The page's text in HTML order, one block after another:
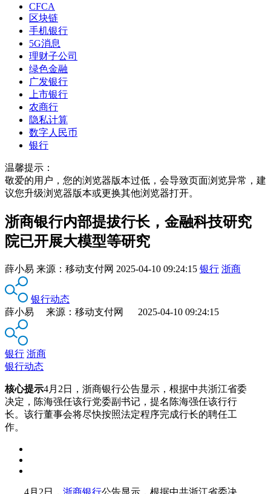
CFCA
区块链
手机银行
5G消息
理财子公司
绿色金融
广发银行
上市银行
农商行
隐私计算
数字人民币
银行
温馨提示：
敬爱的用户，您的浏览器版本过低，会导致页面浏览异常，建
议您升级浏览器版本或更换其他浏览器打开。
浙商银行内部提拔行长，金融科技研究
院已开展大模型等研究
薛小易 来源： 移动支付网 2025-04-10 09:24:15 银行 浙商
银行动态
薛小易 来源：移动支付网 2025-04-10 09:24:15
银行 浙商
银行动态
核心提示4月2日，浙商银行公告显示，根据中共浙江省委
决定，陈海强任该行党委副书记，提名陈海强任该行行
长。该行董事会将尽快按照法定程序完成行长的聘任工
作。
4月2日， 浙商银行公告显示，根据中共浙江省委决